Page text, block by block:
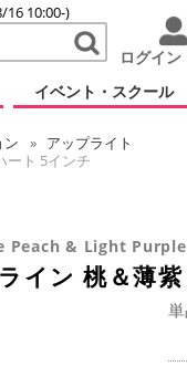
16 10:00-)
ログイン
イベント・スクール
ン
アップライト
ート 5インチ
Peach & Light
イン 桃＆薄